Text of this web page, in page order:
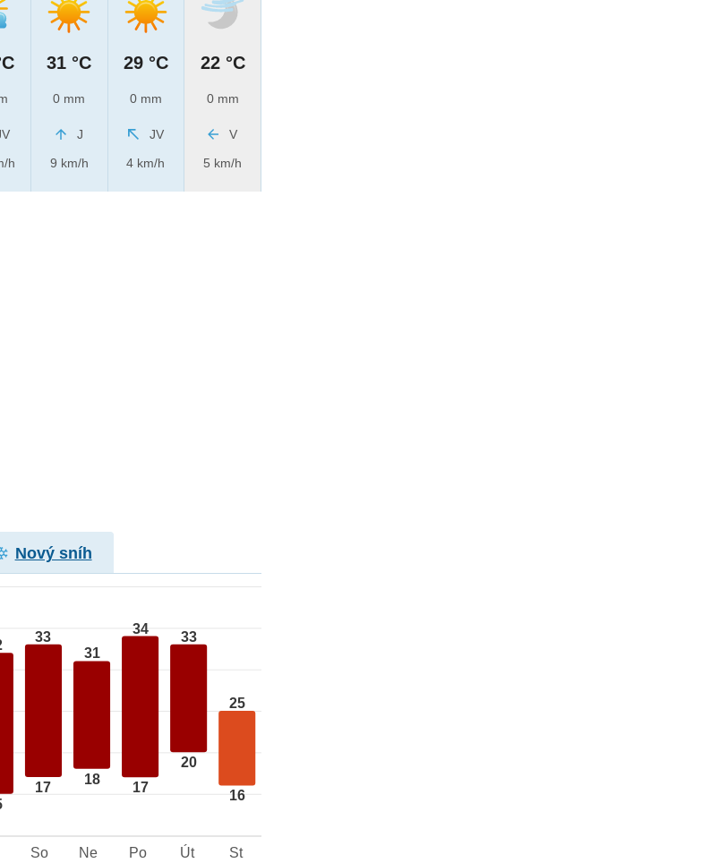
h
31 °C
0 mm
J
9 km/h
29 °C
0 mm
JV
4 km/h
22 °C
0 mm
V
5 km/h
Nový sníh
33
17
31
18
34
17
33
20
25
16
So Ne Po Út St